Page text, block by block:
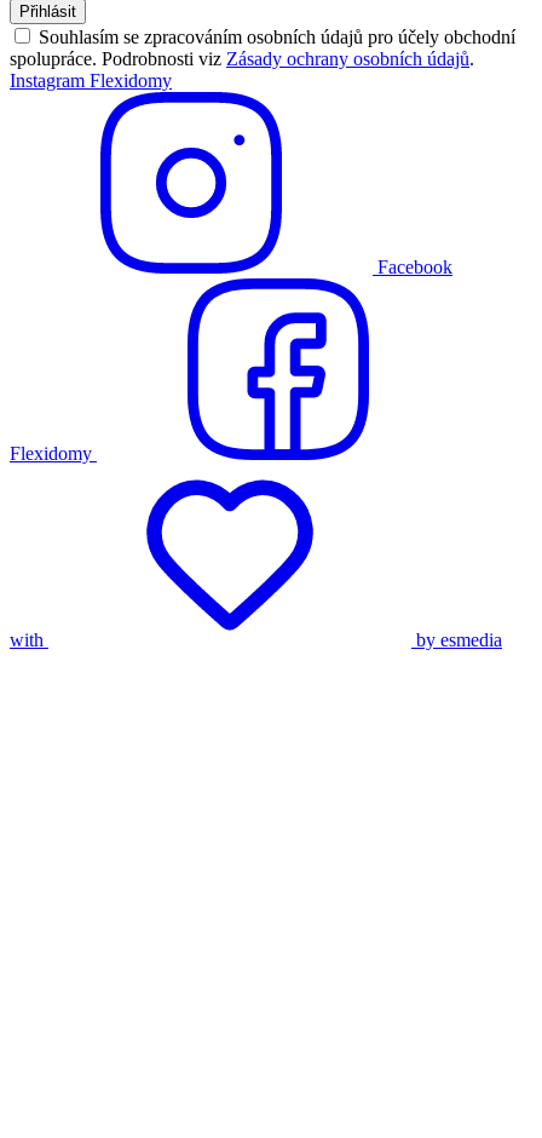
Přihlásit
Souhlasím se zpracováním osobních údajů pro účely obchodní
spolupráce. Podrobnosti viz Zásady ochrany osobních údajů.
Instagram Flexidomy
Facebook
Flexidomy
with by esmedia